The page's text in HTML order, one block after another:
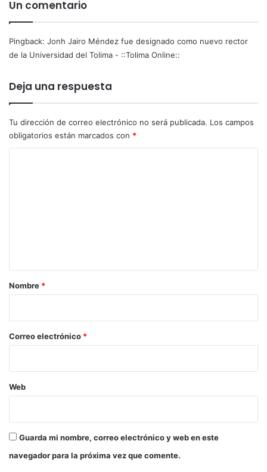
Un comentario
Pingback: Jonh Jairo Méndez fue designado como nuevo rector
de la Universidad del Tolima - ::Tolima Online::
Deja una respuesta
Tu dirección de correo electrónico no será publicada. Los campos
obligatorios están marcados con *
r
*
Nombre *
Correo electrónico *
Web
Guarda mi nombre, correo electrónico y web en este
navegador para la próxima vez que comente.